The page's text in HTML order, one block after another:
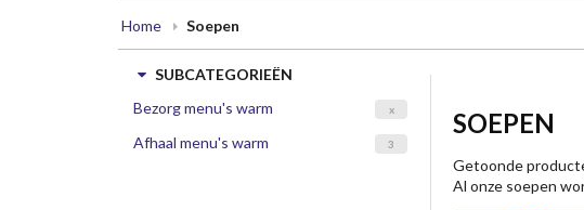
Home Soepen
SUBCATEGORIEËN
Bezorg menu's warm
x
Afhaal menu's warm 3
SOEPEN
Getoonde
Al onze soepen